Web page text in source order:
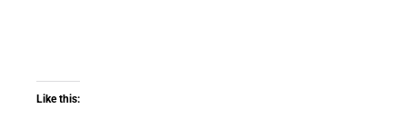
Like this: